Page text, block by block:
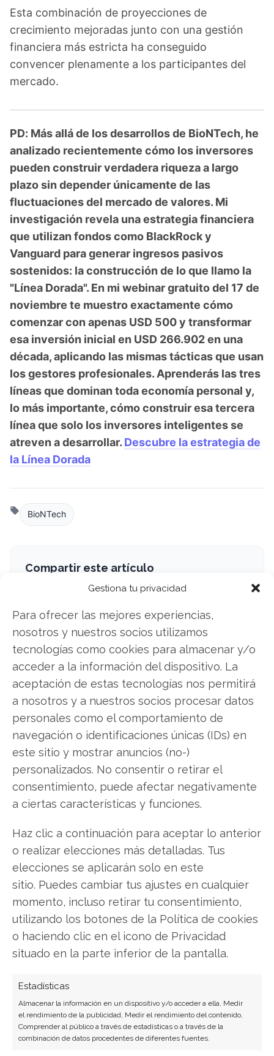
Gestiona tu privacidad
Para ofrecer las mejores experiencias,
nosotros y nuestros socios utilizamos
tecnologías como cookies para almacenar y/o
acceder a la información del dispositivo. La
aceptación de estas tecnologías nos permitirá
a nosotros y a nuestros socios procesar datos
personales como el comportamiento de
navegación o identificaciones únicas (IDs) en
este sitio y mostrar anuncios (no-)
personalizados. No consentir o retirar el
consentimiento, puede afectar negativamente
a ciertas características y funciones.
Haz clic a continuación para aceptar lo anterior
o realizar elecciones más detalladas. Tus
elecciones se aplicarán solo en este
sitio. Puedes cambiar tus ajustes en cualquier
momento, incluso retirar tu consentimiento,
utilizando los botones de la Política de cookies
o haciendo clic en el icono de Privacidad
situado en la parte inferior de la pantalla.
Estadísticas
Almacenar la información en un dispositivo y/o acceder a ella, Medir
el rendimiento de la publicidad, Medir el rendimiento del contenido,
Comprender al público a través de estadísticas o a través de la
combinación de datos procedentes de diferentes fuentes.
Esta combinación de proyecciones de
crecimiento mejoradas junto con una gestión
financiera más estricta ha conseguido
convencer plenamente a los participantes del
mercado.
PD: Más allá de los desarrollos de BioNTech, he
analizado recientemente cómo los inversores
pueden construir verdadera riqueza a largo
plazo sin depender únicamente de las
fluctuaciones del mercado de valores. Mi
investigación revela una estrategia financiera
que utilizan fondos como BlackRock y
Vanguard para generar ingresos pasivos
sostenidos: la construcción de lo que llamo la
"Línea Dorada". En mi webinar gratuito del 17 de
noviembre te muestro exactamente cómo
comenzar con apenas USD 500 y transformar
esa inversión inicial en USD 266.902 en una
década, aplicando las mismas tácticas que usan
los gestores profesionales. Aprenderás las tres
líneas que dominan toda economía personal y,
lo más importante, cómo construir esa tercera
línea que solo los inversores inteligentes se
atreven a desarrollar. Descubre la estrategia de
la Línea Dorada
BioNTech
Compartir este artículo
Facebook
LinkedIn
Copiar enlace
SOBRE EL AUTOR
Periodista de tecnología especializado en
videojuegos, realidad virtual y tendencias de
consumo digital. Más de 10 años cubriendo la
industria tecnológica española.
Ver todos los artículos →